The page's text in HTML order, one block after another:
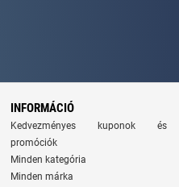
INFORMÁCIÓ
Kedvezményes kuponok és
promóciók
Minden kategória
Minden márka